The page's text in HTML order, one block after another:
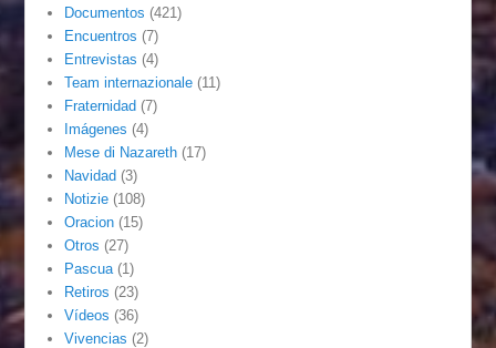
Documentos (421)
Encuentros (7)
Entrevistas (4)
Team internazionale (11)
Fraternidad (7)
Imágenes (4)
Mese di Nazareth (17)
Navidad (3)
Notizie (108)
Oracion (15)
Otros (27)
Pascua (1)
Retiros (23)
Vídeos (36)
Vivencias (2)